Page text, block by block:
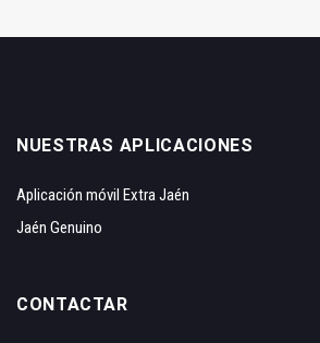
NUESTRAS APLICACIONES
Aplicación móvil Extra Jaén
Jaén Genuino
CONTACTAR